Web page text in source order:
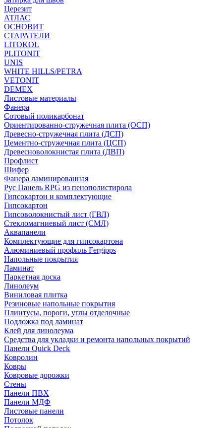
Церезит
АТЛАС
ОСНОВИТ
СТАРАТЕЛИ
LITOKOL
PLITONIT
UNIS
WHITE HILLS/PETRA
VETONIT
DEMEX
Листовые материалы
Фанера
Сотовый поликарбонат
Ориентированно-стружечная плита (ОСП)
Древесно-стружечная плита (ДСП)
Цементно-стружечная плита (ЦСП)
Древесноволокнистая плита (ДВП)
Профлист
Шифер
Фанера ламинированная
Рус Панель RPG из пенополистирола
Гипсокартон и комплектующие
Гипсокартон
Гипсоволокнистый лист (ГВЛ)
Стекломагниевый лист (СМЛ)
Аквапанели
Комплектующие для гипсокартона
Алюминиевый профиль Fergipps
Напольные покрытия
Ламинат
Паркетная доска
Линолеум
Виниловая плитка
Резиновые напольные покрытия
Плинтусы, пороги, углы отделочные
Подложка под ламинат
Клей для линолеума
Средства для укладки и ремонта напольных покрытий
Панели Quick Deck
Ковролин
Ковры
Ковровые дорожки
Стены
Панели ПВХ
Панели МДФ
Листовые панели
Потолок